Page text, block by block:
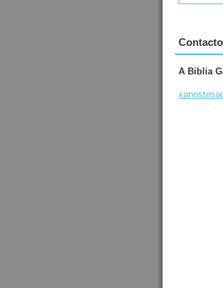
Contacto
A Biblia
xanostes